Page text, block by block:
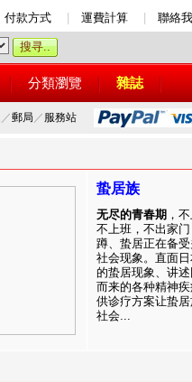
付款方式 運費計算 聯絡
分類瀏覽 雜誌
／郵局 ／ 服務站
蛰居族
无尽的青春期 ，
不上班，不出家
蹲、蛰居正在备
社会现象。直面
的蛰居现象、讲
而来的各种精神
供诊疗方案让蛰
社会...